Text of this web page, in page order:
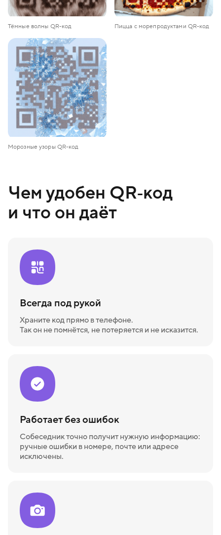
Тёмные волны QR-код Пицца с морепродуктами QR-код
Морозные узоры QR-код
Чем удобен QR‑код
и что он даёт
Всегда под рукой
Храните код прямо в телефоне.
Так он не помнётся, не потеряется и не исказится.
Работает без ошибок
Собеседник точно получит нужную информацию:
ручные ошибки в номере, почте или адресе
исключены.